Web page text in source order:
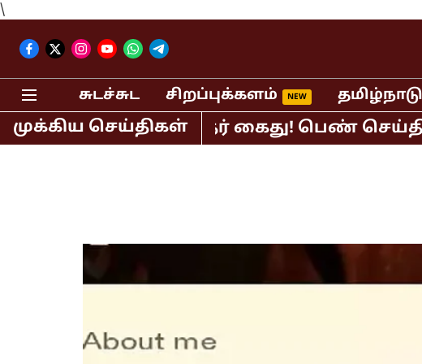
\
சுடச்சுட சிறப்புக்களம் தமிழ்நாடு
முக்கிய செய்திகள்
பி.ஆர்.சுந்தர் கைது! பெண் செய்தி